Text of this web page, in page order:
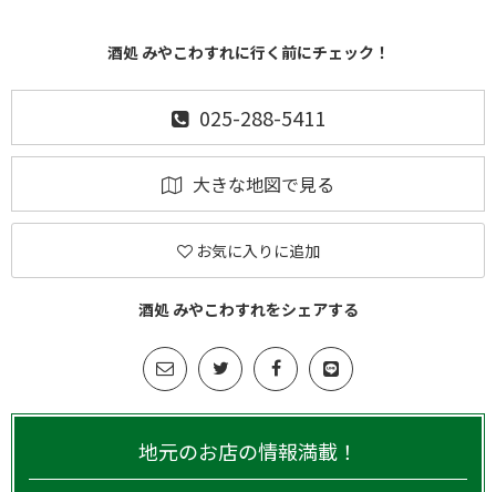
酒処 みやこわすれに行く前にチェック！
025-288-5411
大きな地図で見る
お気に入りに追加
酒処 みやこわすれをシェアする
地元のお店の情報満載！